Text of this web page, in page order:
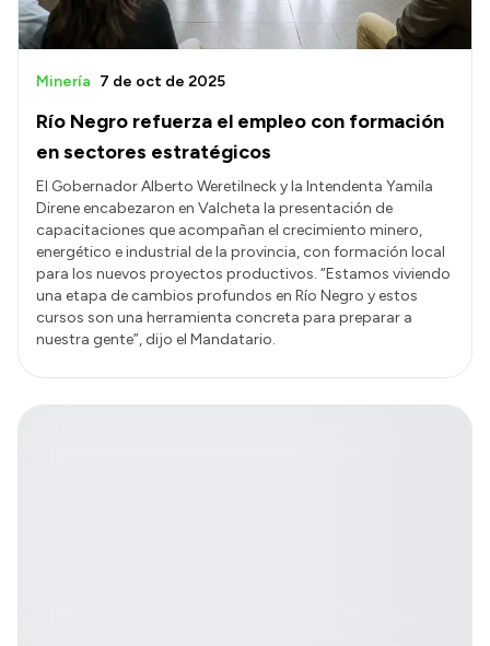
Río Negro refuerza el empleo con formación
en sectores estratégicos
Minería 7 de oct de 2025
El Gobernador Alberto Weretilneck y la Intendenta Yamila
Direne encabezaron en Valcheta la presentación de
capacitaciones que acompañan el crecimiento minero,
energético e industrial de la provincia, con formación local
para los nuevos proyectos productivos. “Estamos viviendo
una etapa de cambios profundos en Río Negro y estos
cursos son una herramienta concreta para preparar a
nuestra gente”, dijo el Mandatario.